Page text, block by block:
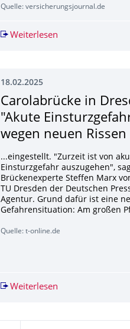
Quelle: versicherungsjournal.de
Weiterlesen Wie
18.02.2025
Carolabrücke in
"Akute
wegen neuen Rissen
...eingestellt. "Zurzeit ist von
Einsturzgefahr auszugehen",
Brückenexperte Steffen Marx
TU Dresden der Deutschen
Agentur. Grund dafür ist eine
Gefahrensituation: Am großen
Quelle: t-online.de
Weiterlesen Carolabrücke in